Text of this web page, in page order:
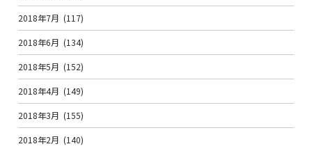
2018年7月 (117)
2018年6月 (134)
2018年5月 (152)
2018年4月 (149)
2018年3月 (155)
2018年2月 (140)